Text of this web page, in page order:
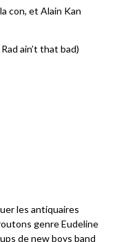
con, et Alain Kan
ain’t that bad)
les antiquaires
genre Eudeline
de new boys band